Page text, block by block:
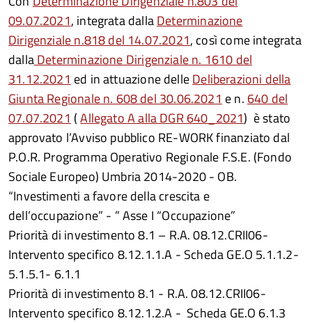
09.07.2021, integrata dallaDeterminazione
Dirigenziale n.818 del 14.07.2021, così come integrata
dallaDeterminazione Dirigenziale n. 1610 del
31.12.2021 ed in attuazione delleDeliberazioni della
Giunta Regionale n. 608 del 30.06.2021 e n. 640 del
07.07.2021 (Allegato A alla DGR 640_2021) è stato
approvato l’Avviso pubblico RE-WORK finanziato dal
P.O.R. Programma Operativo Regionale F.S.E. (Fondo
Sociale Europeo) Umbria 2014-2020 - OB.
“Investimenti a favore della crescita e
dell’occupazione” - ” Asse I “Occupazione”
Priorità di investimento 8.1 – R.A. 08.12.CRII06-
Intervento specifico 8.12.1.1.A - Scheda GE.O 5.1.1.2-
5.1.5.1- 6.1.1
Priorità di investimento 8.1 - R.A. 08.12.CRII06-
Intervento specifico 8.12.1.2.A - Scheda GE.O 6.1.3